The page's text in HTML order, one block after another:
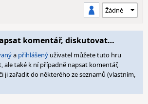
komentář, diskutovat…
a přihlášený uživatel můžete tuto hru
ale také k ní případně napsat komentář,
ji zařadit do některého ze seznamů (vlastním,